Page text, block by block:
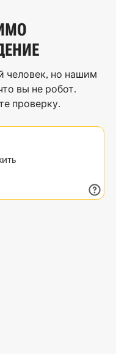
человек, но нашим
вы не робот.
проверку.